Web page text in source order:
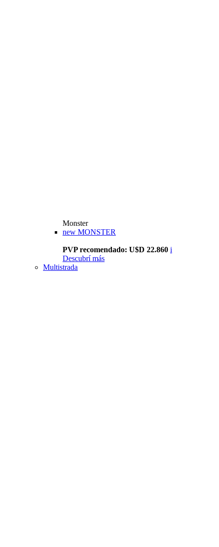
Monster
new MONSTER
PVP recomendado: U$D 22.860 i
Descubrí más
Multistrada